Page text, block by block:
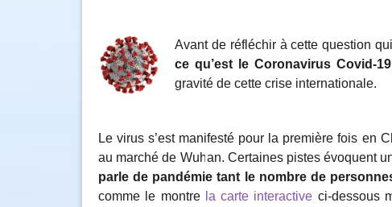
Avant de réfléchir à cette question
ce qu’est le Coronavirus Covid-19
gravité de cette crise internationale.
Le virus s’est manifesté pour la première fois en
au marché de Wuhan. Certaines pistes évoquent
parle de pandémie tant le nombre de
comme le montre la carte interactive ci-dessous